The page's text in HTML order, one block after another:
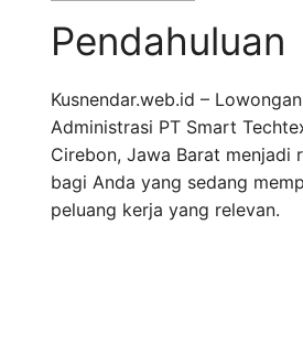
Pendahuluan
Kusnendar.web.id –
Administrasi PT Smart
Cirebon, Jawa Barat menjadi
bagi Anda yang sedang
peluang kerja yang relevan.